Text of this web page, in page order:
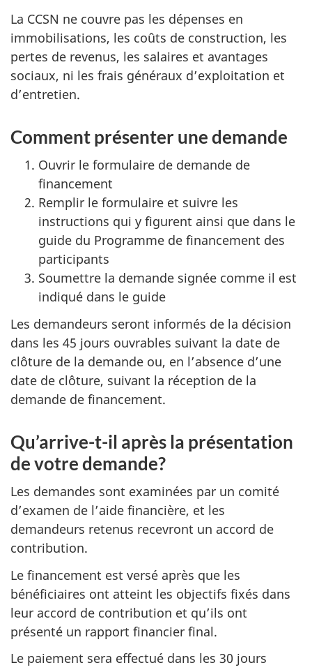
La CCSN ne couvre pas les dépenses en
immobilisations, les coûts de construction, les
pertes de revenus, les salaires et avantages
sociaux, ni les frais généraux d’exploitation et
d’entretien.
Comment présenter une demande
Ouvrir le formulaire de demande de
financement
Remplir le formulaire et suivre les
instructions qui y figurent ainsi que dans le
guide du Programme de financement des
participants
Soumettre la demande signée comme il est
indiqué dans le guide
Les demandeurs seront informés de la décision
dans les 45 jours ouvrables suivant la date de
clôture de la demande ou, en l’absence d’une
date de clôture, suivant la réception de la
demande de financement.
Qu’arrive-t-il après la présentation
de votre demande?
Les demandes sont examinées par un comité
d’examen de l’aide financière, et les
demandeurs retenus recevront un accord de
contribution.
Le financement est versé après que les
bénéficiaires ont atteint les objectifs fixés dans
leur accord de contribution et qu’ils ont
présenté un rapport financier final.
Le paiement sera effectué dans les 30 jours